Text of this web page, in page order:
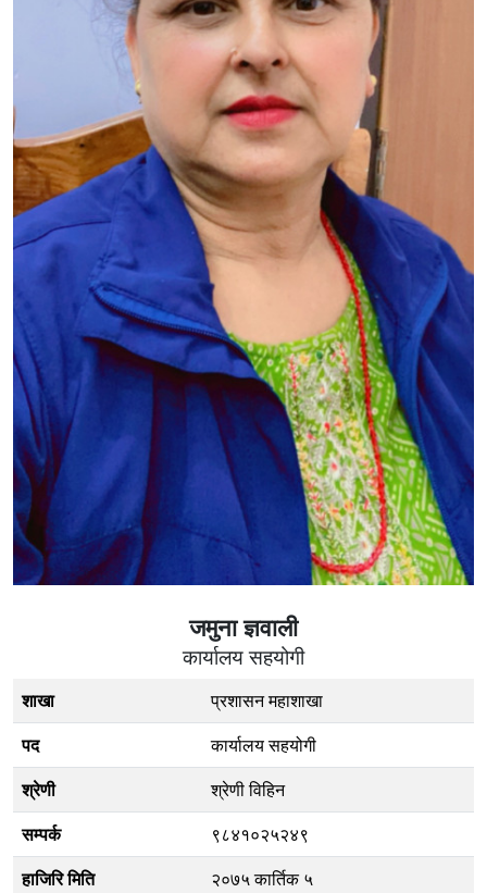
जमुना ज्ञवाली
कार्यालय सहयोगी
शाखा
प्रशासन महाशाखा
पद
कार्यालय सहयोगी
श्रेणी
श्रेणी विहिन
सम्पर्क
९८४१०२५२४९
हाजिरि मिति
२०७५ कार्तिक ५